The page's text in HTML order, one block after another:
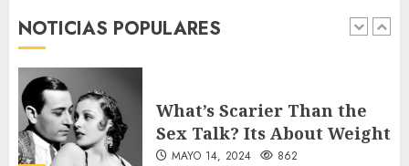
NOTICIAS POPULARES
1
MAYO 14, 2024
What’s Scarier Than the
Sex Talk? Its About Weight
MAYO 14, 2024 862